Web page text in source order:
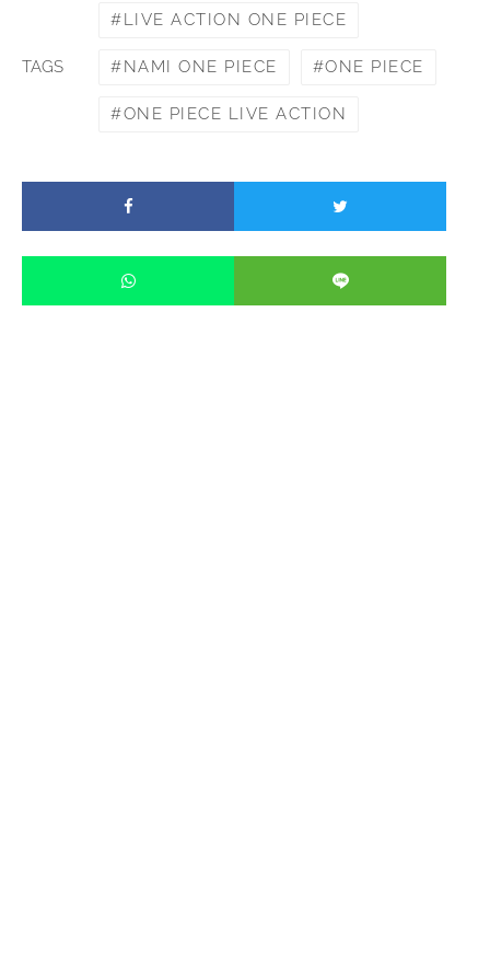
TAGS
LIVE ACTION ONE PIECE
NAMI ONE PIECE ONE PIECE
ONE PIECE LIVE ACTION